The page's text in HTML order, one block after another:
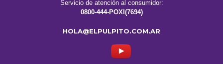
Servicio de atención al consumidor:
0800-444-POXI(7694)
HOLA@ELPULPITO.COM.AR